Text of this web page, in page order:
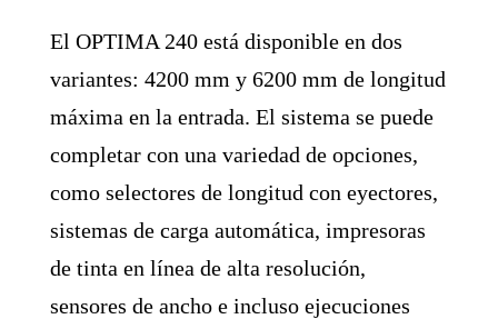
El OPTIMA 240 está disponible en dos
variantes: 4200 mm y 6200 mm de longitud
máxima en la entrada. El sistema se puede
completar con una variedad de opciones,
como selectores de longitud con eyectores,
sistemas de carga automática, impresoras
de tinta en línea de alta resolución,
sensores de ancho e incluso ejecuciones